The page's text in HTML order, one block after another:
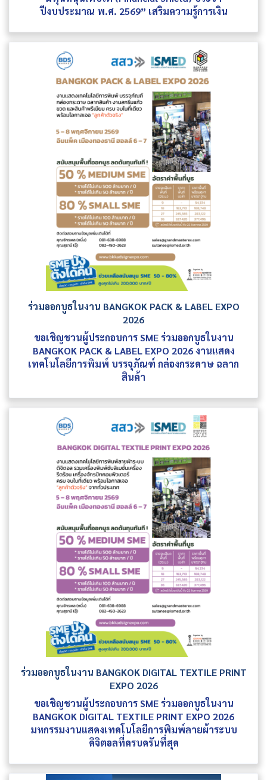
ปีงบประมาณ พ.ศ. 2569” เสริมความรู้การเงิน
ร่วมออกบูธในงาน BANGKOK PACK & LABEL EXPO
2026
ขอเชิญชวนผู้ประกอบการ SME ร่วมออกบูธในงาน
BANGKOK PACK & LABEL EXPO 2026 งานแสดง
เทคโนโลยีการพิมพ์ บรรจุภัณฑ์ กล่องกระดาษ ฉลาก
สินค้า
ร่วมออกบูธในงาน BANGKOK DIGITAL TEXTILE PRINT
EXPO 2026
ขอเชิญชวนผู้ประกอบการ SME ร่วมออกบูธในงาน
BANGKOK DIGITAL TEXTILE PRINT EXPO 2026
มหกรรมงานแสดงเทคโนโลยีการพิมพ์ลายผ้าระบบ
ดิจิตอลที่ครบครันที่สุด